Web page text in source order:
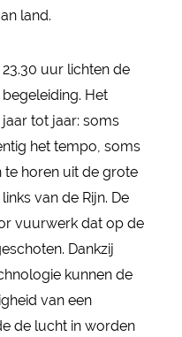
land.
uur lichten de
Het
tot jaar: soms
het tempo, soms
te horen uit de grote
van de Rijn. De
vuurwerk dat op de
Dankzij
kunnen de
van een
de lucht in worden